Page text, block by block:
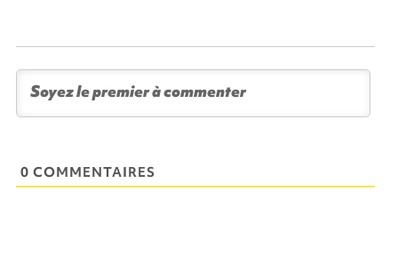
0 COMMENTAIRES